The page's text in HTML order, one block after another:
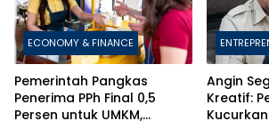
ECONOMY & FINANCE
Pemerintah Pangkas
Penerima PPh Final 0,5
Persen untuk UMKM,
Angin
Kreatif:
Kucurkan